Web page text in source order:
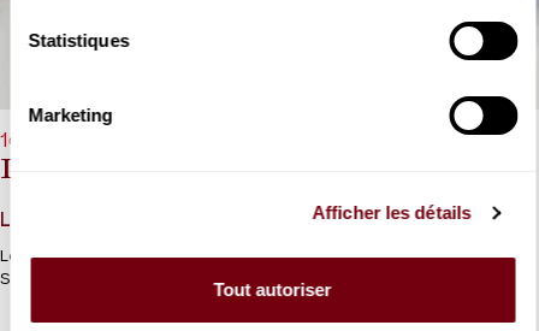
Statistiques
Marketing
Afficher les détails
Tout autoriser
Lukas Sternath
14/03/2027 - 11h00
Liszt
Le voyage en Italie de Liszt sous les doigts du jeune Lukas
Sternath.